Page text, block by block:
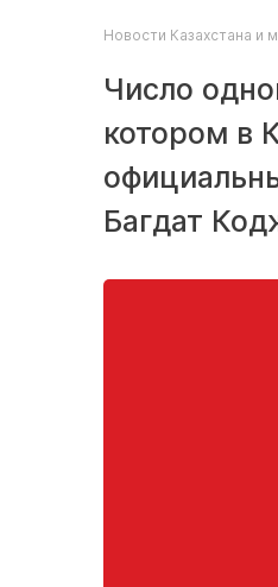
Новости Казахстана и
Число
котором в
Багдат